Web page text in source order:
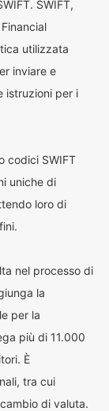
SWIFT,
utilizzata
inviare e
istruzioni per i
codici SWIFT
uniche di
loro di
nel processo di
la
per la
più di 11.000
È
tra cui
di valuta.